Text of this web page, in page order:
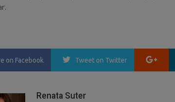
on Facebook Tweet on Twitter
Renata Suter